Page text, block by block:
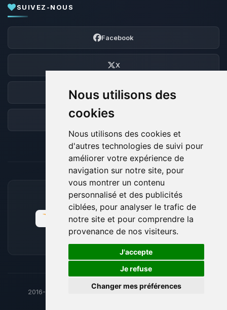
Nous utilisons des
cookies
Nous utilisons des cookies et
d'autres technologies de suivi pour
améliorer votre expérience de
navigation sur notre site, pour
vous montrer un contenu
personnalisé et des publicités
ciblées, pour analyser le trafic de
notre site et pour comprendre la
provenance de nos visiteurs.
J'accepte
Je refuse
Changer mes préférences
SUIVEZ-NOUS
Facebook
X
Discord
Forum
MOYENS DE PAIEMENT ACCEPTÉS
2016-26 © BoxToPlay - ByteLogic tous droits réservés
🍪